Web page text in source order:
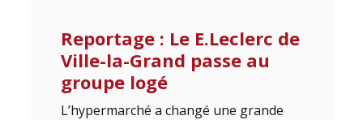
Reportage : Le E.Leclerc de
Ville-la-Grand passe au
groupe logé
L’hypermarché a changé une grande